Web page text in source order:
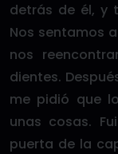
detrás de él, y
Nos sentamos
nos
dientes.
me pidió que
unas cosas.
puerta de la